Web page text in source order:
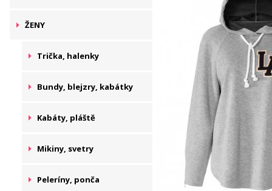
ŽENY
Trička, halenky
Bundy, blejzry, kabátky
Kabáty, pláště
Mikiny, svetry
Peleríny, ponča